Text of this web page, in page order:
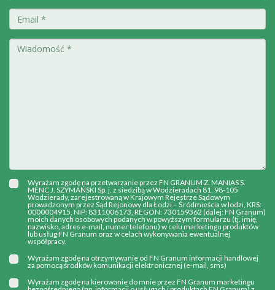
Wyrażam zgodę na przetwarzanie przez FN GRANUM Z. MANIAS S.
MENC J. SZYMAŃSKI Sp. j. z siedzibą w Wodzieradach 81, 98-105
Wodzierady, zarejestrowaną w Krajowym Rejestrze Sądowym
prowadzonym przez Sąd Rejonowy dla Łodzi – Śródmieścia w lodzi, KRS:
0000004915, NIP: 8311006173, REGON: 730159362 (dalej: FN Granum)
moich danych osobowych podanych w powyższym formularzu (tj. imię,
nazwisko, adres e-mail, numer telefonu) w celu marketingu produktów
lub usług FN Granum oraz w celach wykonywania ewentualnej
współpracy.
Wyrażam zgodę na otrzymywanie od FN Granum informacji handlowej
za pomocą środków komunikacji elektronicznej (e-mail, sms)
Wyrażam zgodę na kierowanie do mnie przez FN Granum marketingu